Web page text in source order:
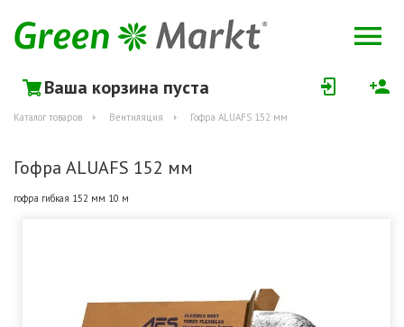
Ваша корзина пуста
Каталог товаров Вентиляция Гофра ALUAFS 152 мм
Гофра ALUAFS 152 мм
гофра гибкая 152 мм 10 м